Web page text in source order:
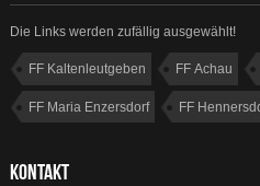
Die Links werden zufällig ausgewählt!
FF Kaltenleutgeben FF Achau
FF Maria Enzersdorf FF
KONTAKT